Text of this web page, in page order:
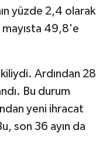
yüzde 2,4 olarak
49,8'e
Ardından 28
Bu durum
yeni ihracat
son 36 ayın da